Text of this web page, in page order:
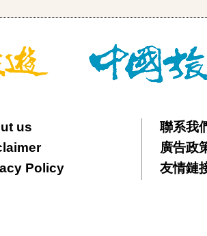
us
Policy
聯系我
廣告政
友情鏈